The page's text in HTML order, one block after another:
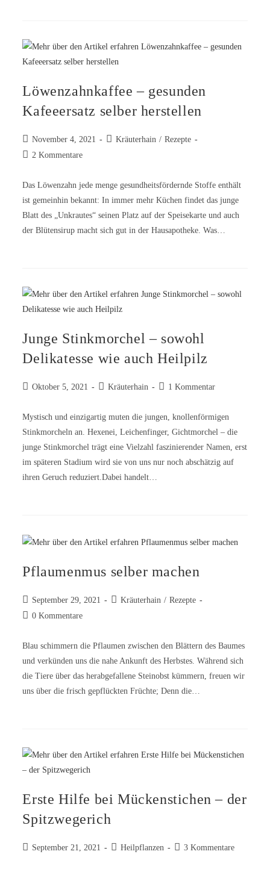
Löwenzahnkaffee – gesunden
Kafeeersatz selber herstellen
November 4, 2021 Kräuterhain / Rezepte
2 Kommentare
Das Löwenzahn jede menge gesundheitsfördernde Stoffe enthält
ist gemeinhin bekannt: In immer mehr Küchen findet das junge
Blatt des „Unkrautes“ seinen Platz auf der Speisekarte und auch
der Blütensirup macht sich gut in der Hausapotheke. Was…
Junge Stinkmorchel – sowohl
Delikatesse wie auch Heilpilz
Oktober 5, 2021 Kräuterhain 1 Kommentar
Mystisch und einzigartig muten die jungen, knollenförmigen
Stinkmorcheln an. Hexenei, Leichenfinger, Gichtmorchel – die
junge Stinkmorchel trägt eine Vielzahl faszinierender Namen, erst
im späteren Stadium wird sie von uns nur noch abschätzig auf
ihren Geruch reduziert.Dabei handelt…
Pflaumenmus selber machen
September 29, 2021 Kräuterhain / Rezepte
0 Kommentare
Blau schimmern die Pflaumen zwischen den Blättern des Baumes
und verkünden uns die nahe Ankunft des Herbstes. Während sich
die Tiere über das herabgefallene Steinobst kümmern, freuen wir
uns über die frisch gepflückten Früchte; Denn die…
Erste Hilfe bei Mückenstichen – der
Spitzwegerich
September 21, 2021 Heilpflanzen 3 Kommentare